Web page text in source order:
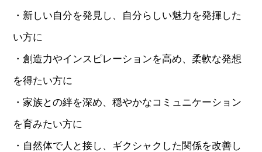
・新しい自分を発見し、自分らしい魅力を発揮した
い方に
・創造力やインスピレーションを高め、柔軟な発想
を得たい方に
・家族との絆を深め、穏やかなコミュニケーション
を育みたい方に
・自然体で人と接し、ギクシャクした関係を改善し